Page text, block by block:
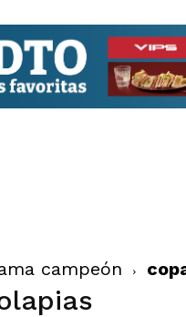
campeón